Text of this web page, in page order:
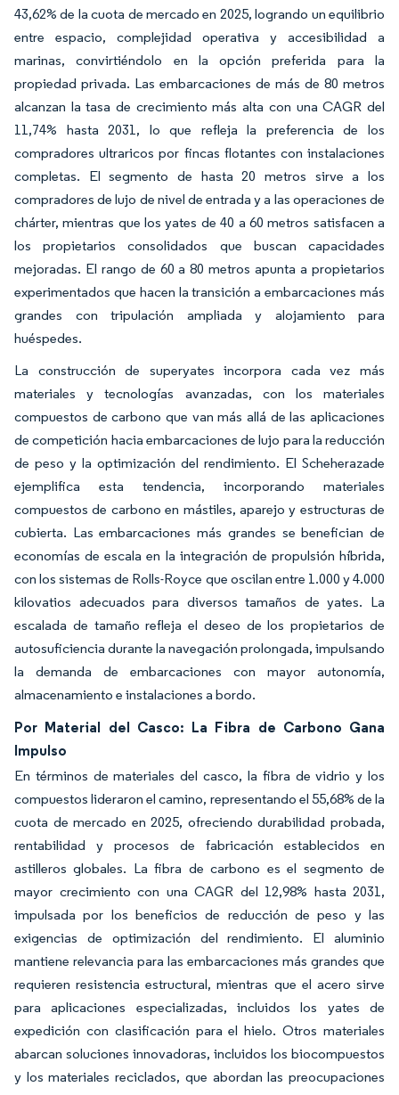
43,62% de la cuota de mercado en 2025, logrando un equilibrio
entre espacio, complejidad operativa y accesibilidad a
marinas, convirtiéndolo en la opción preferida para la
propiedad privada. Las embarcaciones de más de 80 metros
alcanzan la tasa de crecimiento más alta con una CAGR del
11,74% hasta 2031, lo que refleja la preferencia de los
compradores ultraricos por fincas flotantes con instalaciones
completas. El segmento de hasta 20 metros sirve a los
compradores de lujo de nivel de entrada y a las operaciones de
chárter, mientras que los yates de 40 a 60 metros satisfacen a
los propietarios consolidados que buscan capacidades
mejoradas. El rango de 60 a 80 metros apunta a propietarios
experimentados que hacen la transición a embarcaciones más
grandes con tripulación ampliada y alojamiento para
huéspedes.
La construcción de superyates incorpora cada vez más
materiales y tecnologías avanzadas, con los materiales
compuestos de carbono que van más allá de las aplicaciones
de competición hacia embarcaciones de lujo para la reducción
de peso y la optimización del rendimiento. El Scheherazade
ejemplifica esta tendencia, incorporando materiales
compuestos de carbono en mástiles, aparejo y estructuras de
cubierta. Las embarcaciones más grandes se benefician de
economías de escala en la integración de propulsión híbrida,
con los sistemas de Rolls-Royce que oscilan entre 1.000 y 4.000
kilovatios adecuados para diversos tamaños de yates. La
escalada de tamaño refleja el deseo de los propietarios de
autosuficiencia durante la navegación prolongada, impulsando
la demanda de embarcaciones con mayor autonomía,
almacenamiento e instalaciones a bordo.
Por Material del Casco: La Fibra de Carbono Gana
Impulso
En términos de materiales del casco, la fibra de vidrio y los
compuestos lideraron el camino, representando el 55,68% de la
cuota de mercado en 2025, ofreciendo durabilidad probada,
rentabilidad y procesos de fabricación establecidos en
astilleros globales. La fibra de carbono es el segmento de
mayor crecimiento con una CAGR del 12,98% hasta 2031,
impulsada por los beneficios de reducción de peso y las
exigencias de optimización del rendimiento. El aluminio
mantiene relevancia para las embarcaciones más grandes que
requieren resistencia estructural, mientras que el acero sirve
para aplicaciones especializadas, incluidos los yates de
expedición con clasificación para el hielo. Otros materiales
abarcan soluciones innovadoras, incluidos los biocompuestos
y los materiales reciclados, que abordan las preocupaciones